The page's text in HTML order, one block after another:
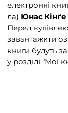
Енциклопедії,
Подарункові
електронні
ла) Юнас
Перед
завантажити
книги будуть
у розділі “Мої